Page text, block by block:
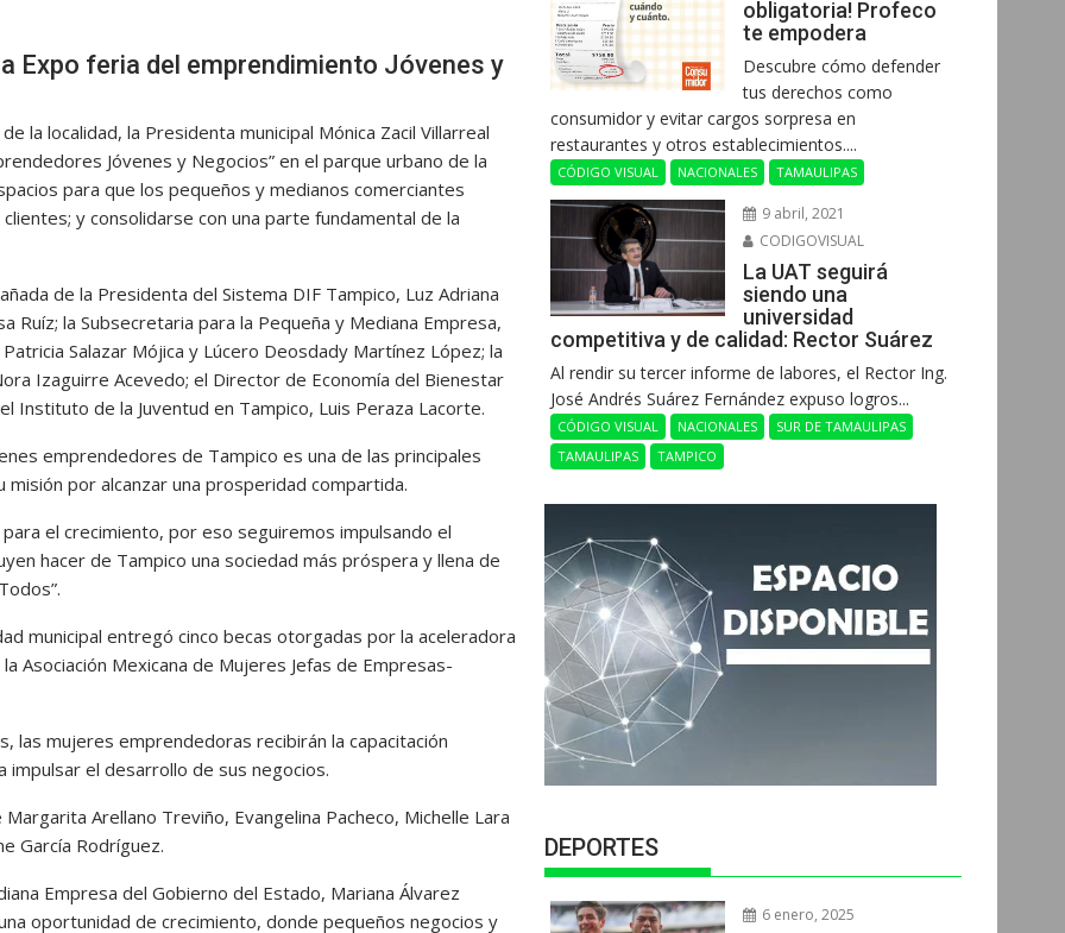
Expo feria del emprendimiento Jóvenes y
la localidad, la Presidenta municipal Mónica Zacil Villarreal
Jóvenes y Negocios” en el parque urbano de la
para que los pequeños y medianos comerciantes
y consolidarse con una parte fundamental de la
de la Presidenta del Sistema DIF Tampico, Luz Adriana
Ruíz; la Subsecretaria para la Pequeña y Mediana Empresa,
Salazar Mójica y Lúcero Deosdady Martínez López; la
Izaguirre Acevedo; el Director de Economía del Bienestar
Instituto de la Juventud en Tampico, Luis Peraza Lacorte.
emprendedores de Tampico es una de las principales
por alcanzar una prosperidad compartida.
el crecimiento, por eso seguiremos impulsando el
hacer de Tampico una sociedad más próspera y llena de
municipal entregó cinco becas otorgadas por la aceleradora
Asociación Mexicana de Mujeres Jefas de Empresas-
las mujeres emprendedoras recibirán la capacitación
impulsar el desarrollo de sus negocios.
Arellano Treviño, Evangelina Pacheco, Michelle Lara
García Rodríguez.
Empresa del Gobierno del Estado, Mariana Álvarez
oportunidad de crecimiento, donde pequeños negocios y
obligatoria! Profeco
te empodera
Descubre cómo defender
tus derechos como
consumidor y evitar cargos sorpresa en
restaurantes y otros establecimientos....
CÓDIGO VISUAL NACIONALES TAMAULIPAS
9 abril, 2021
CODIGOVISUAL
La UAT seguirá
siendo una
universidad
competitiva y de calidad: Rector Suárez
Al rendir su tercer informe de labores, el Rector Ing.
José Andrés Suárez Fernández expuso logros...
CÓDIGO VISUAL NACIONALES
SUR DE TAMAULIPAS
TAMAULIPAS
TAMPICO
DEPORTES
6 enero, 2025